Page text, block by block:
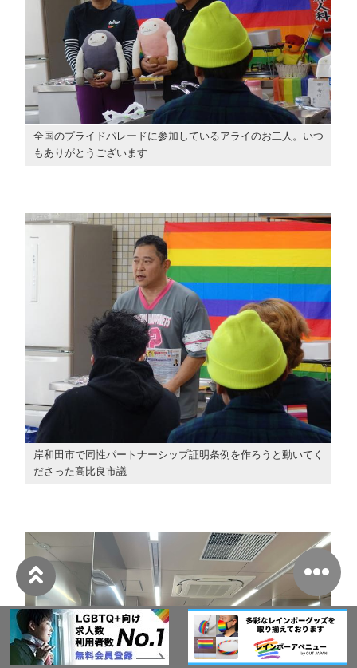
全国のプライドパレードに参加しているアライのお二人。いつ
もありがとうございます
岸和田市で同性パートナーシップ証明条例を作ろうと動いてく
ださった高比良市議